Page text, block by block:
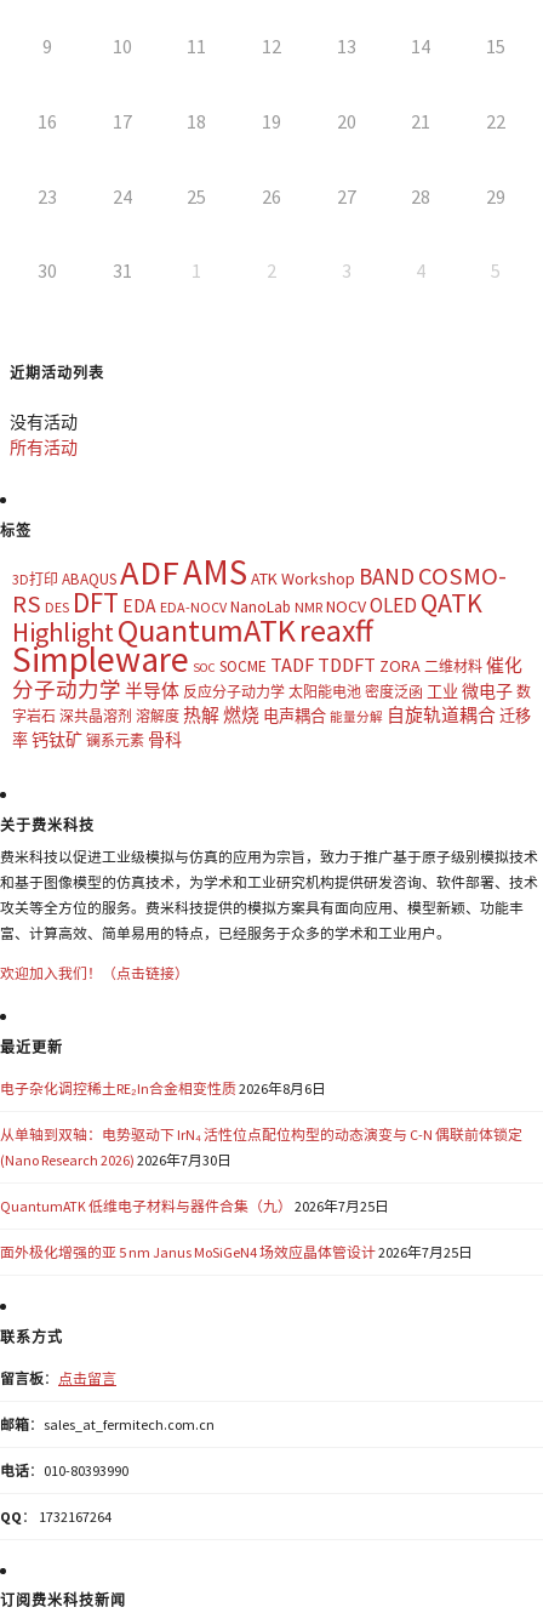
9 10 11 12 13 14 15
16 17 18 19 20 21 22
23 24 25 26 27 28 29
30 31 1 2 3 4 5
近期活动列表
没有活动
所有活动
标签
3D打印 ABAQUSADFAMS ATK Workshop BAND COSMO-
RS DES DFT EDA EDA-NOCV NanoLab NMR NOCVOLED QATK
HighlightQuantumATKreaxff
Simpleware SOC SOCME TADF TDDFT ZORA 二维材料 催化
分子动力学 半导体 反应分子动力学 太阳能电池 密度泛函 工业微电子 数
字岩石 深共晶溶剂 溶解度 热解燃烧 电声耦合 能量分解 自旋轨道耦合迁移
率钙钛矿 镧系元素 骨科
关于费米科技
费米科技以促进工业级模拟与仿真的应用为宗旨，致力于推广基于原子级别模拟技术
和基于图像模型的仿真技术，为学术和工业研究机构提供研发咨询、软件部署、技术
攻关等全方位的服务。费米科技提供的模拟方案具有面向应用、模型新颖、功能丰
富、计算高效、简单易用的特点，已经服务于众多的学术和工业用户。
欢迎加入我们！（点击链接）
最近更新
电子杂化调控稀土RE₂In合金相变性质2026年8月6日
从单轴到双轴：电势驱动下 IrN₄ 活性位点配位构型的动态演变与 C-N 偶联前体锁定
(Nano Research 2026) 2026年7月30日
QuantumATK 低维电子材料与器件合集（九） 2026年7月25日
面外极化增强的亚 5 nm Janus MoSiGeN4 场效应晶体管设计2026年7月25日
联系方式
留言板： 点击留言
邮箱：sales_at_fermitech.com.cn
电话：010-80393990
QQ ： 1732167264
订阅费米科技新闻